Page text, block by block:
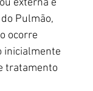
externa e
Pulmão,
ocorre
inicialmente
tratamento